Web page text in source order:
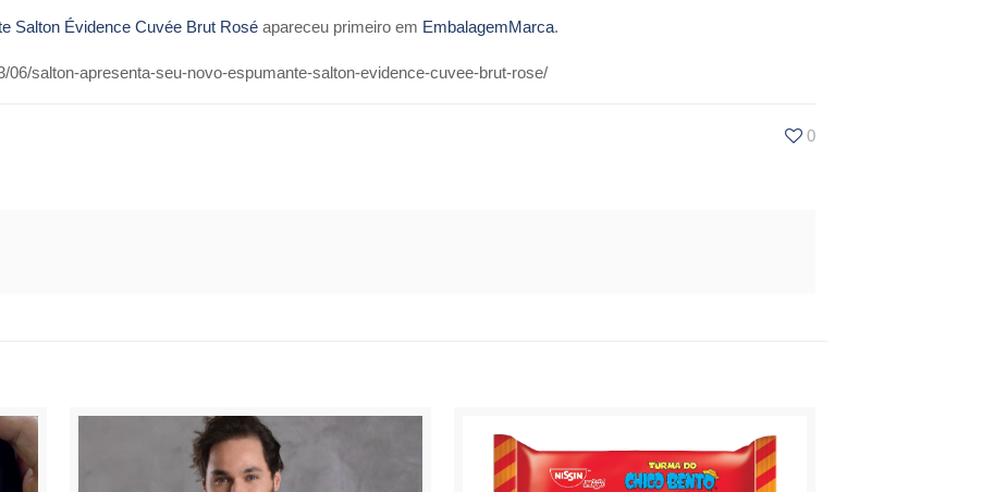
Salton Évidence Cuvée Brut Roséapareceu primeiro em EmbalagemMarca.
salton-apresenta-seu-novo-espumante-salton-evidence-cuvee-brut-rose/
0